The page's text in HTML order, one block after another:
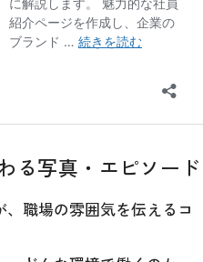
る写真・エピソード
職場の雰囲気を伝えるコ